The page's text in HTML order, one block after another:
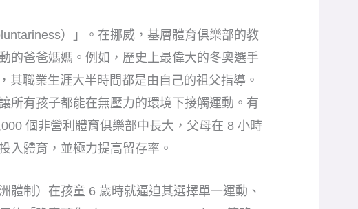
）」。在挪威，基層體育俱樂部的教
的爸爸媽媽。例如，歷史上最偉大的冬奧選手
職業生涯大半時間都是由自己的祖父指導。
所有孩子都能在無壓力的環境下接觸運動。有
個非營利體育俱樂部中長大，父母在 8 小時
入體育，並極力提高留存率。
體制）在孩童 6 歲時就逼迫其選擇單一運動、